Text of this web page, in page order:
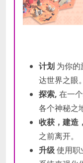
计划 为你
达世界之眼。
探索, 在一
各个神秘之
收获，建造
之前离开。
升级使用职